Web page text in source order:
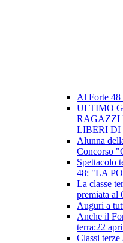
Al Forte 48
ULTIMO
RAGAZZI
LIBERI DI
Alunna
Concorso
Spettacolo
48: "LA
La classe
premiata al
Auguri a
Anche il
terra:22
Classi